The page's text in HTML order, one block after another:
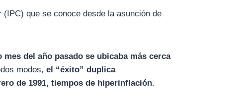
que se conoce desde la asunción de
del año pasado se ubicaba más cerca
modos,el “éxito” duplica
de 1991, tiempos de hiperinflación.